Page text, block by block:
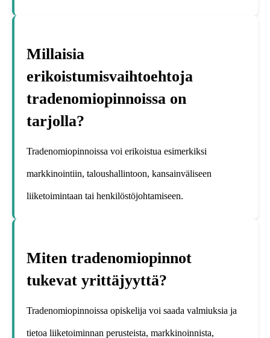
Millaisia
erikoistumisvaihtoehtoja
tradenomiopinnoissa on
tarjolla?
Tradenomiopinnoissa voi erikoistua esimerkiksi
markkinointiin, taloushallintoon, kansainväliseen
liiketoimintaan tai henkilöstöjohtamiseen.
Miten tradenomiopinnot
tukevat yrittäjyyttä?
Tradenomiopinnoissa opiskelija voi saada valmiuksia ja
tietoa liiketoiminnan perusteista, markkinoinnista,